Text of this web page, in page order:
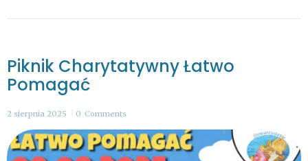
Piknik Charytatywny Łatwo
Pomagać
2 sierpnia 2025 0 Comments